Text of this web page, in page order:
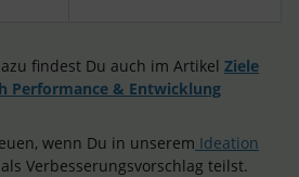
findest Du auch im Artikel Ziele
Performance & Entwicklung
wenn Du in unserem Ideation
Verbesserungsvorschlag teilst.